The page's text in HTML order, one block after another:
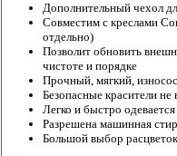
Дополнительный чехол
Совместим с креслами
отдельно)
Позволит обновить
чистоте и порядке
Прочный, мягкий,
Безопасные красители не
Легко и быстро
Разрешена машинная
Большой выбор расцветок